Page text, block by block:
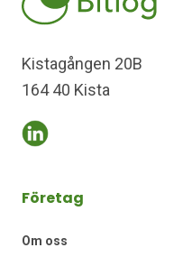
Kistagången 20B
164 40 Kista
Företag
Om oss